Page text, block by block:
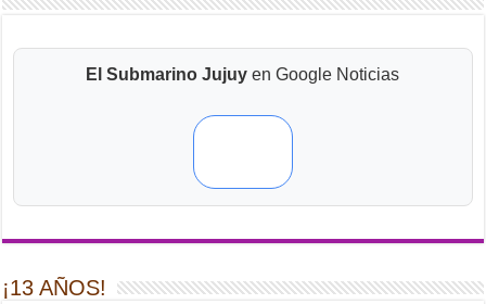
El Submarino Jujuy en Google Noticias
¡13 AÑOS!